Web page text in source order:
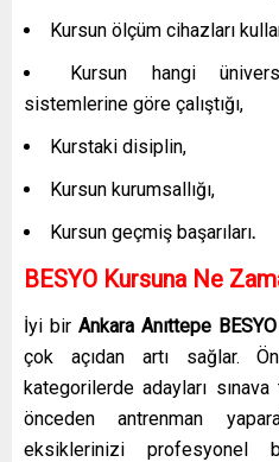
Kursun ölçüm cihazları
Kursun hangi
sistemlerine göre çalıştığı,
Kurstaki disiplin,
Kursun kurumsallığı,
Kursun geçmiş başarıları.
BESYO Kursuna Ne
İyi bir Ankara Anıttepe
çok açıdan artı sağlar.
kategorilerde adayları
önceden antrenman
eksiklerinizi profesyonel